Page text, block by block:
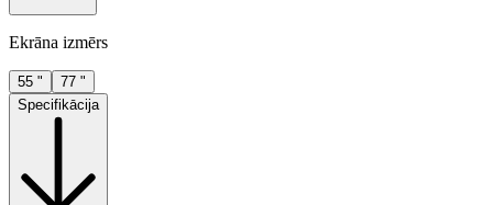
Ekrāna izmērs
55 "
77 "
Specifikācija